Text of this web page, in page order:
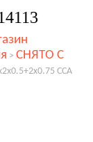
> СНЯТО С
CCA